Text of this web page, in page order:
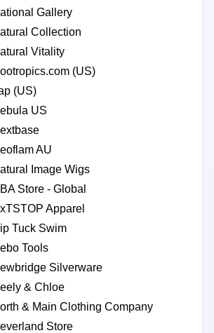
Gallery
Collection
Vitality
(US)
(US)
US
AU
Image Wigs
Store - Global
Apparel
Tuck Swim
Tools
Silverware
& Chloe
& Main Clothing Company
Store